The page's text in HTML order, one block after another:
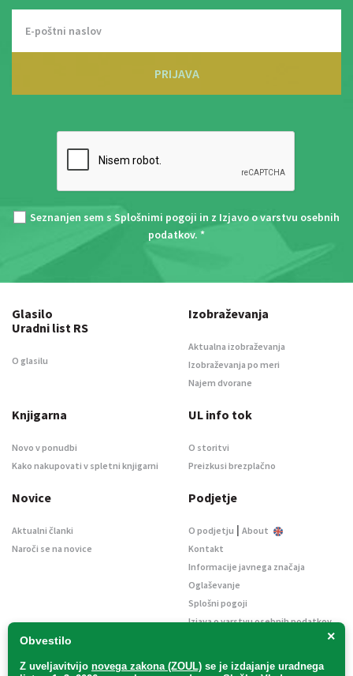
PRIJAVA
Seznanjen sem s Splošnimi pogoji in z Izjavo o varstvu osebnih
podatkov. *
×
Obvestilo
Z uveljavitvijo novega zakona (ZOUL) se je izdajanje uradnega
Glasilo
Uradni list RS
O glasilu
Izobraževanja
Aktualna izobraževanja
Izobraževanja po meri
Najem dvorane
Knjigarna
Novo v ponudbi
Kako nakupovati v spletni knjigarni
UL info tok
O storitvi
Preizkusi brezplačno
Novice
Aktualni članki
Naroči se na novice
Podjetje
O podjetju | About
Kontakt
Informacije javnega značaja
Oglaševanje
Splošni pogoji
Izjava o varstvu osebnih podatkov